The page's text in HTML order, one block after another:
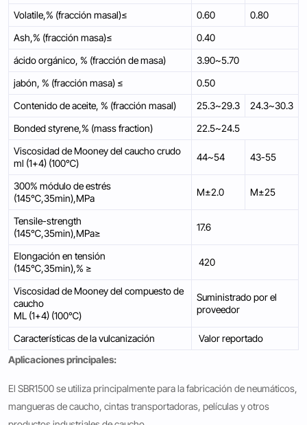
Volatile,% (fracción masal)≤ 0.60
0.80
Ash,% (fracción masa)≤
0.40
ácido orgánico, % (fracción de masa)
3.90~5.70
jabón, % (fracción masa) ≤
0.50
Contenido de aceite, % (fracción masal)
25.3~29.3
24.3~30.3
Bonded styrene,% (mass fraction)
22.5~24.5
Viscosidad de Mooney del caucho crudo
ml (1+4) (100℃)
44~54 43-55
300% módulo de estrés
(145℃,35min),MPa
M±2.0 M±25
Tensile-strength
(145℃,35min),MPa≥
17.6
Elongación en tensión
(145℃,35min),% ≥
420
Viscosidad de Mooney del compuesto de
caucho
ML (1+4) (100℃)
Suministrado por el
proveedor
Características de la vulcanización Valor reportado
Aplicaciones principales:
El SBR1500 se utiliza principalmente para la fabricación de neumáticos,
mangueras de caucho, cintas transportadoras, películas y otros